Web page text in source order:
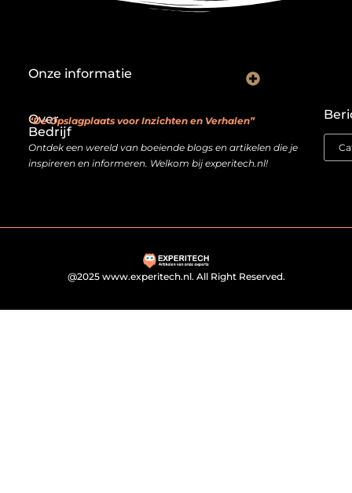
Over
Bedrijf
“De Opslagplaats voor Inzichten en Verhalen”
Ontdek een wereld van boeiende blogs en artikelen die je
inspireren en informeren. Welkom bij experitech.nl!
Onze informatie
@2025 www.experitech.nl. All Right Reserved.